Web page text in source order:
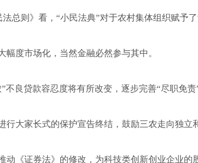
总则》看，“小民法典”对于农村集体组织赋予了
幅度市场化，当然金融必然参与其中。
不良贷款容忍度将有所改变，逐步完善“尽职免责
行大家长式的保护宣告终结，鼓励三农走向独立
动《证券法》的修改，为科技类创新创业企业的